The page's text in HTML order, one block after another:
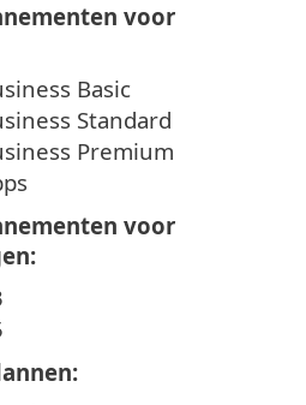
voor
Basic
Standard
Premium
voor